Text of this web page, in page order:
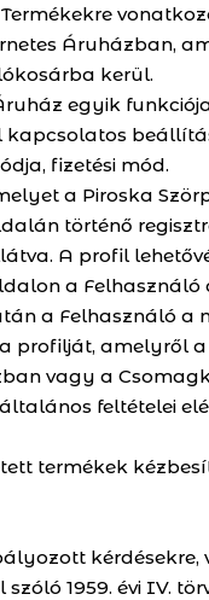
Áruházban,
kerül.
egyik
kapcsolatos
fizetési mód.
a Piroska
történő
A profil
a
a Felhasználó a
profilját, amelyről
vagy a
általános feltételei
termékek
1959. évi IV.